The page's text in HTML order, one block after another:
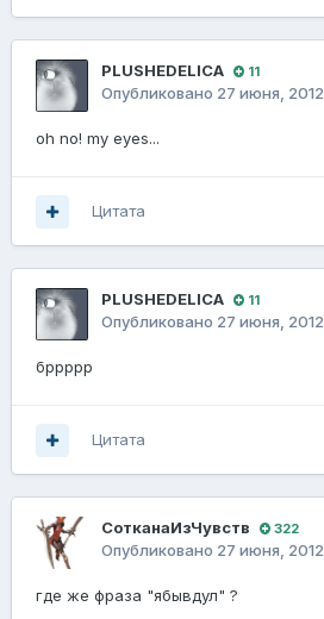
PLUSHEDELICA 11
Опубликовано 27 июня, 2012
oh no! my eyes...
Цитата
PLUSHEDELICA 11
Опубликовано 27 июня, 2012
бррррр
Цитата
СотканаИзЧувств 322
Опубликовано 27 июня, 2012
где же фраза "ябывдул" ?